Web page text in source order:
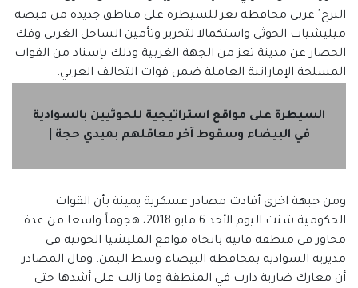
البرح" غربي محافظة تعز للسيطرة على مناطق جديدة من قبضة
ميليشيات الحوثي واستكمالا لتحرير وتأمين الساحل الغربي وفك
الحصار عن مدينة تعز من الجهة الغربية وذلك بإسناد من القوات
المسلحة الإماراتية العاملة ضمن قوات التحالف العربي.
السيطرة على مواقع استراتيجية للحوثيين بالسوادية
في البيضاء وسقوط آخر معاقلهم بميدي حجة |
ومن جبهة اخرى أفادت مصادر عسكرية يمينة بأن القوات
الحكومية شنت اليوم الأحد 6 مايو 2018، هجوماً واسعا من عدة
محاور في منطقة قانية باتجاه مواقع المليشيا الحوثية في
مديرية السوادية بمحافظة البيضاء وسط اليمن. وقال المصادر
أن معارك ضارية دارت في المنطقة وما زالت على أشدها حتى